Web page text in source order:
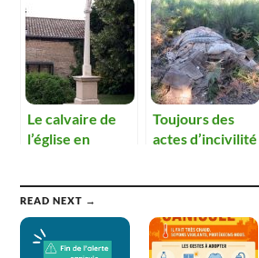
caprins
découvertes
dans un chemin
Le calvaire de
l’église en
Toujours des
actes d’incivilité
READ NEXT →